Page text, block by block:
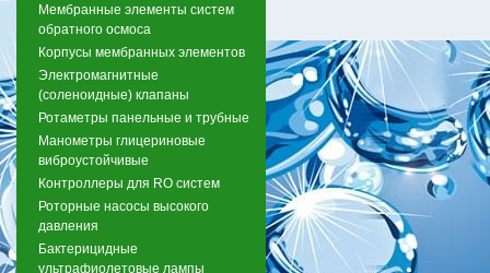
Мембранные элементы систем
обратного осмоса
Корпусы мембранных элементов
Электромагнитные
(соленоидные) клапаны
Ротаметры панельные и трубные
Манометры глицериновые
виброустойчивые
Контроллеры для RO систем
Роторные насосы высокого
давления
Бактерицидные
ультрафиолетовые лампы